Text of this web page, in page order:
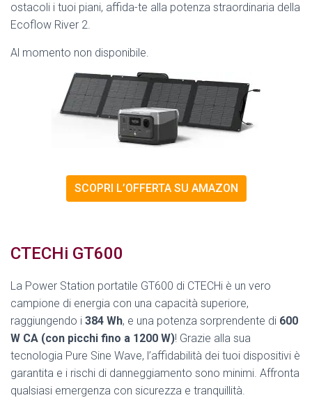
ostacoli i tuoi piani, affida-te alla potenza straordinaria della
Ecoflow River 2.
Al momento non disponibile.
SCOPRI L’OFFERTA SU AMAZON
CTECHi GT600
La Power Station portatile GT600 di CTECHi è un vero
campione di energia con una capacità superiore,
raggiungendo i 384 Wh, e una potenza sorprendente di 600
W CA (con picchi fino a 1200 W)! Grazie alla sua
tecnologia Pure Sine Wave, l’affidabilità dei tuoi dispositivi è
garantita e i rischi di danneggiamento sono minimi. Affronta
qualsiasi emergenza con sicurezza e tranquillità.